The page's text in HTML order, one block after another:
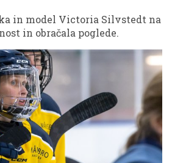
in model Victoria Silvstedt na
in obračala poglede.